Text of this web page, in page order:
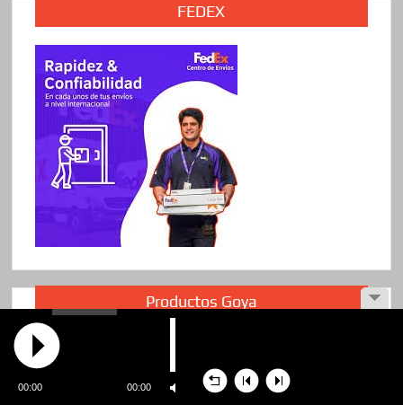
FEDEX
Productos Goya
00:00 00:00